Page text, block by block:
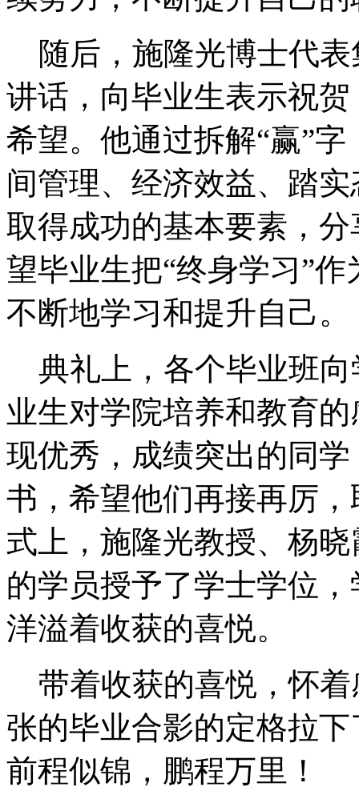
随后，施隆光博士代表
讲话，向毕业生表示祝
希望。他通过拆解“赢”
间管理、经济效益、踏
取得成功的基本要素，
望毕业生把“终身学习”
不断地学习和提升自己。
典礼上，各个毕业班向
业生对学院培养和教育
现优秀，成绩突出的同
书，希望他们再接再厉
式上，施隆光教授、杨
的学员授予了学士学位
洋溢着收获的喜悦。
带着收获的喜悦，怀着
张的毕业合影的定格拉
前程似锦，鹏程万里！